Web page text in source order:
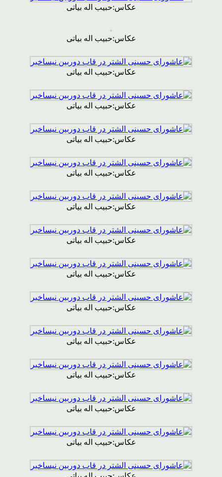
عکاس:حبیب اله بیاتی
عکاس:حبیب اله بیاتی
عکاس:حبیب اله بیاتی
عکاس:حبیب اله بیاتی
عکاس:حبیب اله بیاتی
عکاس:حبیب اله بیاتی
عکاس:حبیب اله بیاتی
عکاس:حبیب اله بیاتی
عکاس:حبیب اله بیاتی
عکاس:حبیب اله بیاتی
عکاس:حبیب اله بیاتی
عکاس:حبیب اله بیاتی
عکاس:حبیب اله بیاتی
عکاس:حبیب اله بیاتی